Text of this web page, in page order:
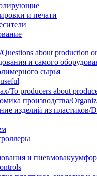
и печати
about production
и самого
сырья
To producers about
производства/
изделий из пластиков/
и